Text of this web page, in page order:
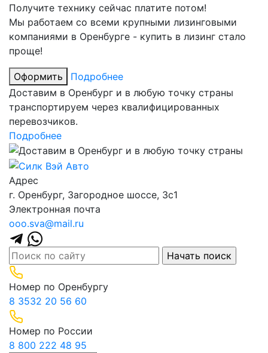
Получите технику сейчас платите потом!
Мы работаем со всеми крупными лизинговыми
компаниями в Оренбурге - купить в лизинг стало
проще!
Оформить
Подробнее
Доставим в Оренбург и в любую точку страны
транспортируем через квалифицированных
перевозчиков.
Подробнее
Адрес
г. Оренбург, Загородное шоссе, 3с1
Электронная почта
ooo.sva@mail.ru
Номер по Оренбургу
8 3532 20 56 60
Номер по России
8 800 222 48 95